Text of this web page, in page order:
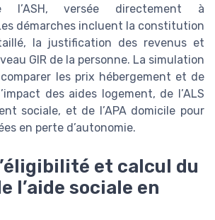
l’ASH, versée directement à
démarches incluent la constitution
la justification des revenus et
GIR de la personne. La simulation
les prix hébergement et de
des aides logement, de l’ALS
sociale, et de l’APA domicile pour
en perte d’autonomie.
et calcul du
l’aide sociale en